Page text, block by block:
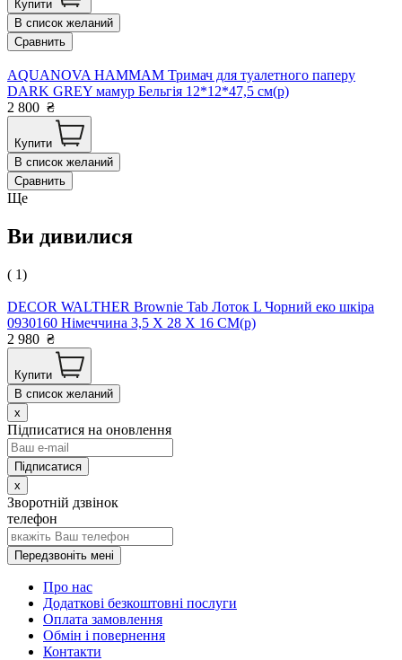
Купити
В список желаний
Сравнить
AQUANOVA HAMMAM Тримач для туалетного паперу
DARK GREY мамур Бельгія 12*12*47,5 см(р)
2 800 ₴
Купити
В список желаний
Сравнить
Ще
Ви дивилися
( 1)
DECOR WALTHER Brownie Tab Лоток L Чорний еко шкіра
0930160 Німеччина 3,5 X 28 X 16 CM(р)
2 980 ₴
Купити
В список желаний
x
Підписатися на оновлення
x
Зворотній дзвінок
телефон
Передзвоніть мені
Про нас
Додаткові безкоштовні послуги
Оплата замовлення
Обмін і повернення
Контакти